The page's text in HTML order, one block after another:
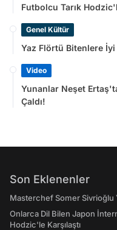
Futbolcu Tarık
Genel Kültür
Yaz Flörtü Bitenlere İyi
Video
Yunanlar Neşet
Çaldı!
Son Eklenenler
Masterchef Somer Sivrioğlu
Onlarca Dil Bilen Japon
Hodzic'le Karşılaştı